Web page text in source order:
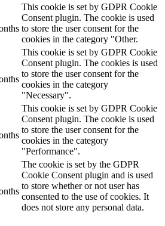
This cookie is set by GDPR Cookie
Consent plugin. The cookie is used
to store the user consent for the
cookies in the category "Other.
This cookie is set by GDPR Cookie
Consent plugin. The cookies is used
to store the user consent for the
cookies in the category
"Necessary".
This cookie is set by GDPR Cookie
Consent plugin. The cookie is used
to store the user consent for the
cookies in the category
"Performance".
The cookie is set by the GDPR
Cookie Consent plugin and is used
to store whether or not user has
consented to the use of cookies. It
does not store any personal data.